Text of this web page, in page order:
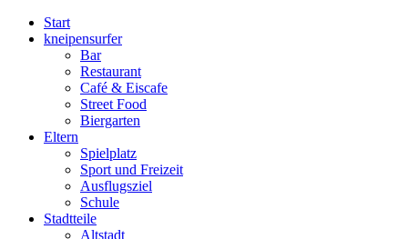
Start
kneipensurfer
Bar
Restaurant
Café & Eiscafe
Street Food
Biergarten
Eltern
Spielplatz
Sport und Freizeit
Ausflugsziel
Schule
Stadtteile
Altstadt